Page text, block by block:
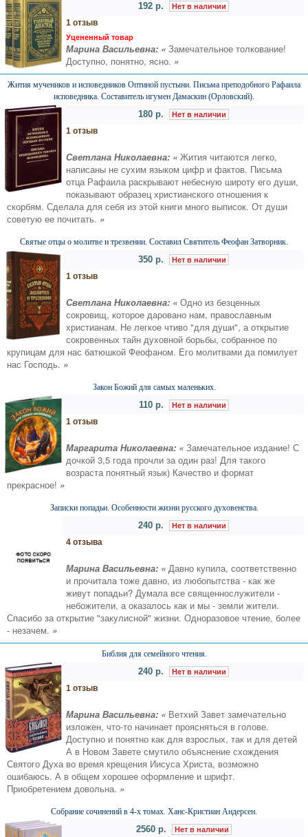
192 р. Нет в наличии
1 отзыв
Уцененный товар
Марина Васильевна: « Замечательное толкование!
Доступно, понятно, ясно. »
Жития мучеников и исповедников Оптиной пустыни. Письма преподобного Рафаила
исповедника. Составитель игумен Дамаскин (Орловский).
180 р. Нет в наличии
1 отзыв
Светлана Николаевна: « Жития читаются легко,
написаны не сухим языком цифр и фактов. Письма
отца Рафаила раскрывают небесную широту его души,
показывают образец христианского отношения к
скорбям. Сделала для себя из этой книги много выписок. От души
советую ее почитать. »
Святые отцы о молитве и трезвении. Составил Святитель Феофан Затворник.
350 р. Нет в наличии
1 отзыв
Светлана Николаевна: « Одно из безценных
сокровищ, которое даровано нам, православным
христианам. Не легкое чтиво "для души", а открытие
сокровенных тайн духовной борьбы, собранное по
крупицам для нас батюшкой Феофаном. Его молитвами да помилует
нас Господь. »
Закон Божий для самых маленьких.
110 р. Нет в наличии
1 отзыв
Маргарита Николаевна: « Замечательное издание! С
дочкой 3,5 года прочли за один раз! Для такого
возраста понятный язык) Качество и формат
прекрасное! »
Записки попадьи. Особенности жизни русского духовенства.
240 р. Нет в наличии
4 отзыва
Марина Васильевна: « Давно купила, соответственно
и прочитала тоже давно, из любопытства - как же
живут попадьи? Думала все священнослужители -
небожители, а оказалось как и мы - земли жители.
Спасибо за открытие "закулисной" жизни. Одноразовое чтение, более
- незачем. »
Библия для семейного чтения.
240 р. Нет в наличии
1 отзыв
Марина Васильевна: « Ветхий Завет замечательно
изложен, что-то начинает проясняться в голове.
Доступно и понятно как для взрослых, так и для детей
А в Новом Завете смутило объяснение схождения
Святого Духа во время крещения Иисуса Христа, возможно
ошибаюсь. А в общем хорошее оформление и шрифт.
Приобретением довольна. »
Собрание сочинений в 4-х томах. Ханс-Кристиан Андерсен.
2560 р. Нет в наличии